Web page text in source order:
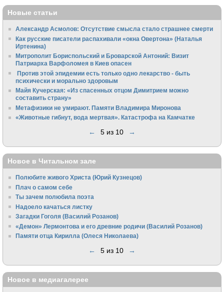
Новые статьи
Александр Асмолов: Отсутствие смысла стало страшнее смерти
Как русские писатели распахивали «окна Овертона» (Наталья
Иртенина)
Митрополит Бориспольский и Броварской Антоний: Визит
Патриарха Варфоломея в Киев опасен
Против этой эпидемии есть только одно лекарство - быть
психически и морально здоровым
Майя Кучерская: «Из спасенных отцом Димитрием можно
составить страну»
Метафизики не умирают. Памяти Владимира Миронова
«Животные гибнут, вода мертвая». Катастрофа на Камчатке
← 5 из 10 →
Новое в Читальном зале
Полюбите живого Христа (Юрий Кузнецов)
Плач о самом себе
Ты зачем полюбила поэта
Надоело качаться листку
Загадки Гоголя (Василий Розанов)
«Демон» Лермонтова и его древние родичи (Василий Розанов)
Памяти отца Кирилла (Олеся Николаева)
← 5 из 10 →
Новое в медиагалерее